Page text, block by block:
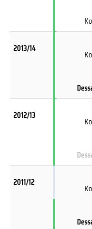
2013/14
2012/13
2011/12